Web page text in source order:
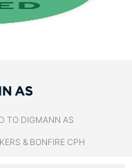
TO DIGMANN AS
& BONFIRE CPH